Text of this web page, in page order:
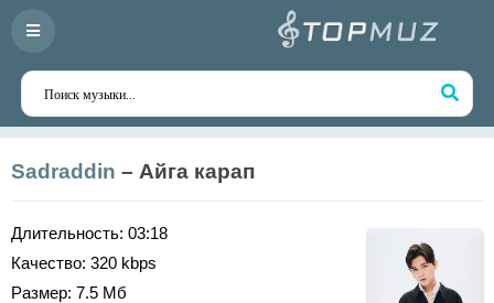
Sadraddin – Айга карап
Длительность: 03:18
Качество: 320 kbps
Размер: 7.5 Мб